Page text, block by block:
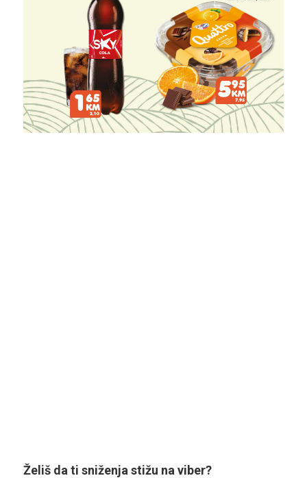
Želiš da ti sniženja stižu na viber?